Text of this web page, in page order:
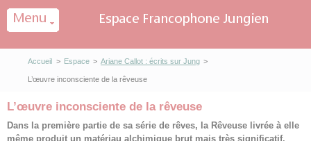
Accueil > Espace > Ariane Callot : écrits sur Jung >
L’œuvre inconsciente de la rêveuse
L’œuvre inconsciente de la rêveuse
Dans la première partie de sa série de rêves, la Rêveuse livrée à elle
même produit un matériau alchimique brut mais très significatif.
Panneau de gestion des cookies